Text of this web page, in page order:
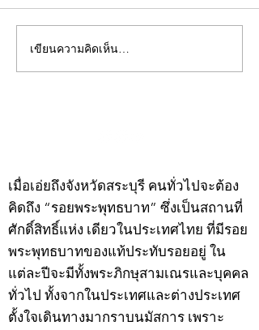
คอลัมน์"จับชีพจรวงการ
พระ"ประจำพุธที่ 29
เขียนความคิดเห็น…
เมื่อเอ่ยถึงจังหวัดสระบุรี คนทั่วไปจะต้อง
คิดถึง “รอยพระพุทธบาท” ซึ่งเป็นสถานที่
ศักดิ์สิทธิ์แห่ง เดียวในประเทศไทย ที่มีรอย
พระพุทธบาทของแท้ประทับรอยอยู่ ใน
แต่ละปีจะมีทั้งพระภิกษุสามเณรและบุคคล
ทั่วไป ทั้งจากในประเทศและต่างประเทศ
ตั้งใจเดินทางมากราบนมัสการ เพราะ